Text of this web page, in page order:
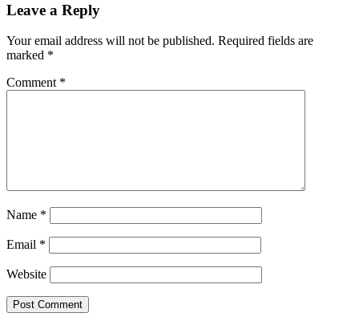
Leave a Reply
Your email address will not be published. Required fields are
marked *
Comment *
Name *
Email *
Website